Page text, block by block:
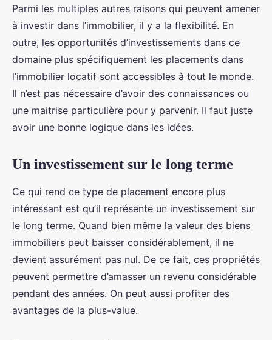
Parmi les multiples autres raisons qui peuvent amener
à investir dans l’immobilier, il y a la flexibilité. En
outre, les opportunités d’investissements dans ce
domaine plus spécifiquement les placements dans
l’immobilier locatif sont accessibles à tout le monde.
Il n’est pas nécessaire d’avoir des connaissances ou
une maitrise particulière pour y parvenir. Il faut juste
avoir une bonne logique dans les idées.
Un investissement sur le long terme
Ce qui rend ce type de placement encore plus
intéressant est qu’il représente un investissement sur
le long terme. Quand bien même la valeur des biens
immobiliers peut baisser considérablement, il ne
devient assurément pas nul. De ce fait, ces propriétés
peuvent permettre d’amasser un revenu considérable
pendant des années. On peut aussi profiter des
avantages de la plus-value.